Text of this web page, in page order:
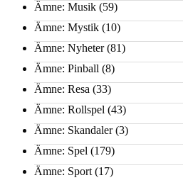
Ämne: Musik (59)
Ämne: Mystik (10)
Ämne: Nyheter(81)
Ämne: Pinball (8)
Ämne: Resa (33)
Ämne: Rollspel (43)
Ämne: Skandaler(3)
Ämne: Spel (179)
Ämne: Sport (17)